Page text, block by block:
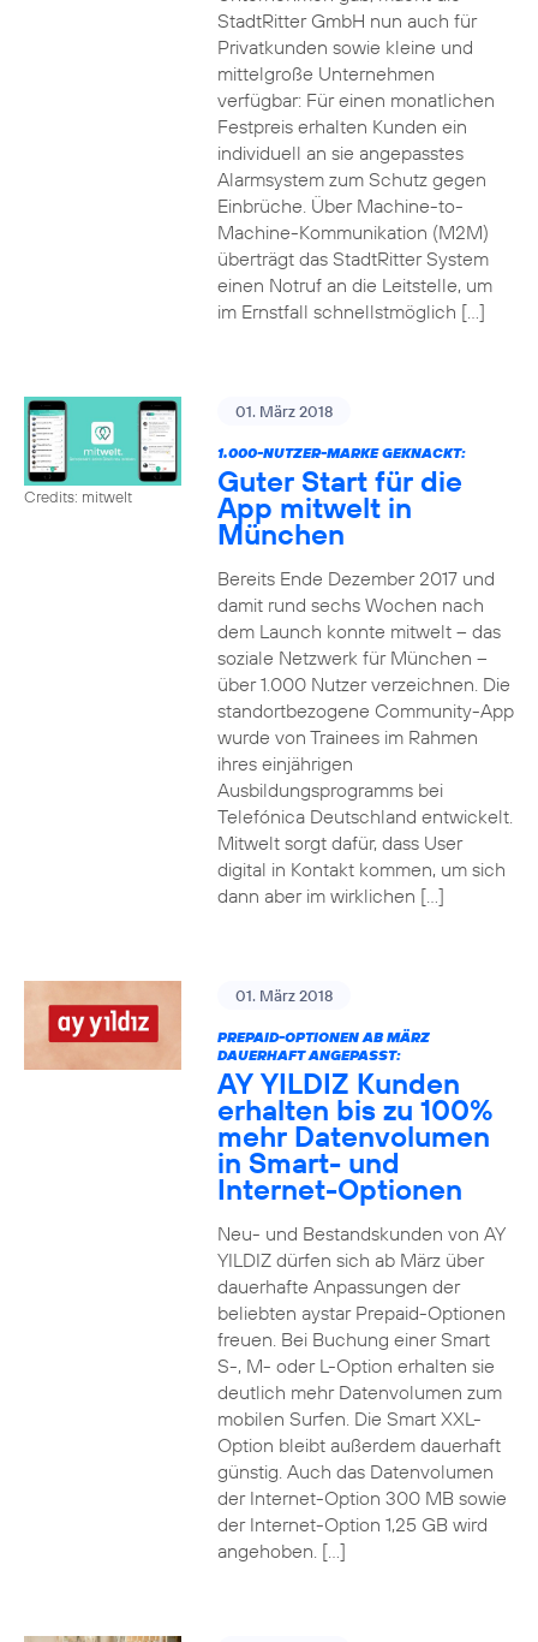
StadtRitter GmbH nun auch für
Privatkunden sowie kleine und
mittelgroße Unternehmen
verfügbar: Für einen monatlichen
Festpreis erhalten Kunden ein
individuell an sie angepasstes
Alarmsystem zum Schutz gegen
Einbrüche. Über Machine-to-
Machine-Kommunikation (M2M)
überträgt das StadtRitter System
einen Notruf an die Leitstelle, um
im Ernstfall schnellstmöglich […]
Credits: mitwelt
01. März 2018
1.000-NUTZER-MARKE GEKNACKT:
Guter Start für die
App mitwelt in
München
Bereits Ende Dezember 2017 und
damit rund sechs Wochen nach
dem Launch konnte mitwelt – das
soziale Netzwerk für München –
über 1.000 Nutzer verzeichnen. Die
standortbezogene Community-App
wurde von Trainees im Rahmen
ihres einjährigen
Ausbildungsprogramms bei
Telefónica Deutschland entwickelt.
Mitwelt sorgt dafür, dass User
digital in Kontakt kommen, um sich
dann aber im wirklichen […]
01. März 2018
PREPAID-OPTIONEN AB MÄRZ
DAUERHAFT ANGEPASST:
AY YILDIZ Kunden
erhalten bis zu 100%
mehr Datenvolumen
in Smart- und
Internet-Optionen
Neu- und Bestandskunden von AY
YILDIZ dürfen sich ab März über
dauerhafte Anpassungen der
beliebten aystar Prepaid-Optionen
freuen. Bei Buchung einer Smart
S-, M- oder L-Option erhalten sie
deutlich mehr Datenvolumen zum
mobilen Surfen. Die Smart XXL-
Option bleibt außerdem dauerhaft
günstig. Auch das Datenvolumen
der Internet-Option 300 MB sowie
der Internet-Option 1,25 GB wird
angehoben. […]